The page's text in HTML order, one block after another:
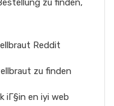
zu finden,
Reddit
zu finden
iГ§in en iyi web